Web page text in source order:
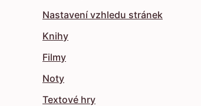
Nastavení vzhledu stránek
Knihy
Filmy
Noty
Textové hry